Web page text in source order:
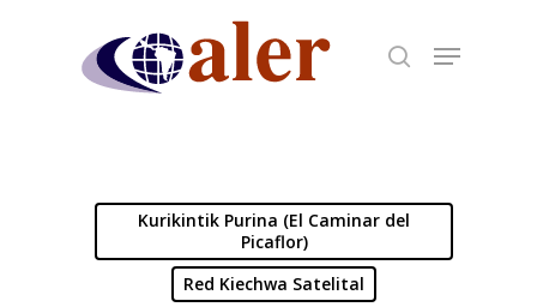
Kurikintik Purina (El Caminar del
Picaflor)
Red Kiechwa Satelital